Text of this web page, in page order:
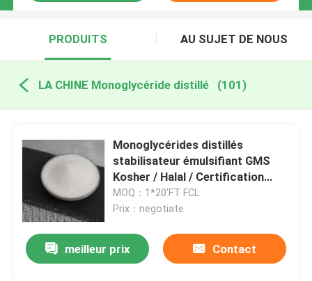
PRODUITS AU SUJET DE NOUS
LA CHINE Monoglycéride distillé (101)
Monoglycérides distillés
stabilisateur émulsifiant GMS
Kosher / Halal / Certification
FSSC22000
MOQ：1*20'FT FCL
Prix：negotiate
meilleur prix Contact